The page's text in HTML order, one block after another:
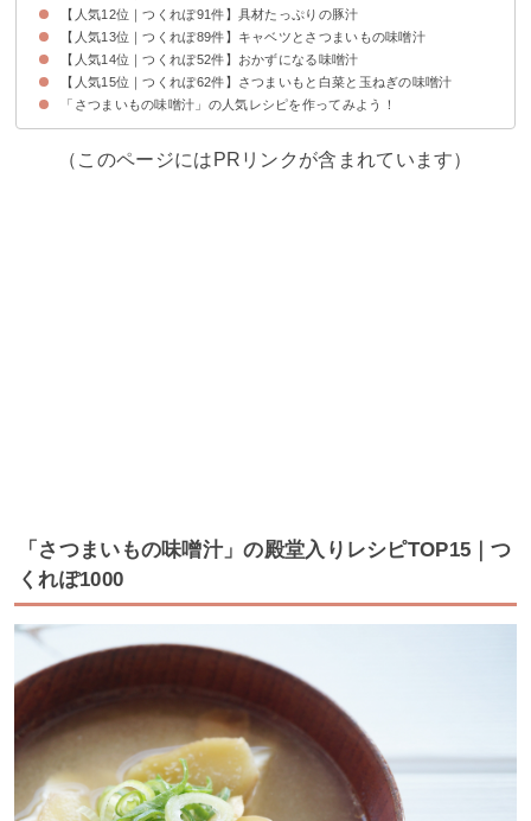
【人気12位｜つくれぽ91件】具材たっぷりの豚汁
【人気13位｜つくれぽ89件】キャベツとさつまいもの味噌汁
【人気14位｜つくれぽ52件】おかずになる味噌汁
【人気15位｜つくれぽ62件】さつまいもと白菜と玉ねぎの味噌汁
「さつまいもの味噌汁」の人気レシピを作ってみよう！
（このページにはPRリンクが含まれています）
「さつまいもの味噌汁」の殿堂入りレシピTOP15｜つ
くれぽ1000